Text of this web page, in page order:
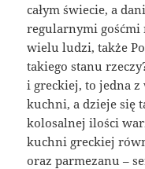
całym świecie, a
regularnymi gośćmi
wielu ludzi, także
takiego stanu
i greckiej, to jedna
kuchni, a dzieje się
kolosalnej ilości
kuchni greckiej
oraz parmezanu –